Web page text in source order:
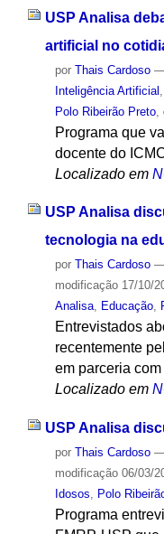
USP Analisa
artificial no
por Thais Cardoso
Inteligência Artificial
Polo Ribeirão Preto,
Programa que
docente do
Localizado em
USP Analisa
tecnologia na
por Thais Cardoso
modificação17/10/
Analisa, Educação,
Entrevistados
recentemente
em parceria
Localizado em
USP Analisa
por Thais Cardoso
modificação06/03/
Idosos, Polo
Programa